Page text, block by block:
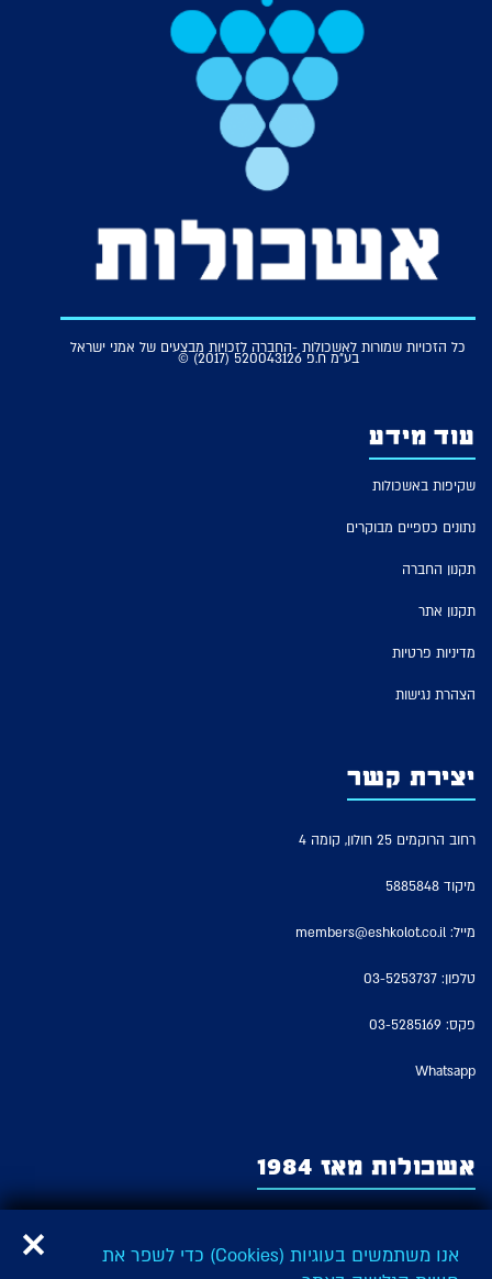
אנו משתמשים בעוגיות (Cookies) כדי לשפר את
כל הזכויות שמורות לאשכולות -החברה לזכויות מבצעים של אמני ישראל
בע"מ ח.פ 520043126 (2017) ©
עוד מידע
שקיפות באשכולות
נתונים כספיים מבוקרים
תקנון החברה
תקנון אתר
מדיניות פרטיות
הצהרת נגישות
יצירת קשר
רחוב הרוקמים 25 חולון, קומה 4
מיקוד 5885848
מייל: members@eshkolot.co.il
טלפון: 03-5253737
פקס: 03-5285169
Whatsapp
אשכולות מאז 1984
המבצעים היציג בישראל ומייצגת על פי חוק את זכויות המבצעים של כל האמנים
והאמניות המבצעים בישראל ובהם: שחקנים, זמרים, בדרנים, מדבבים ורקדנים,